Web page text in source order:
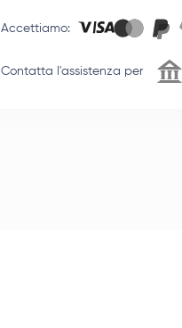
Accettiamo:
Contatta l'assistenza per